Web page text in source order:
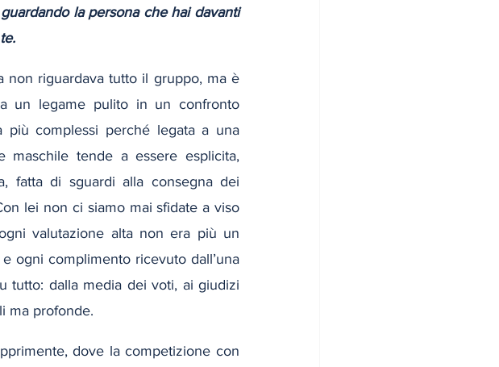
la persona che hai davanti
non riguardava tutto il gruppo, ma è
un legame pulito in un confronto
più complessi perché legata a una
maschile tende a essere esplicita,
fatta di sguardi alla consegna dei
lei non ci siamo mai sfidate a viso
valutazione alta non era più un
ogni complimento ricevuto dall’una
tutto: dalla media dei voti, ai giudizi
ma profonde.
dove la competizione con